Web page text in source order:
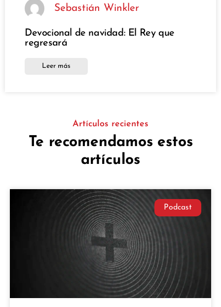
Sebastián Winkler
Devocional de navidad: El Rey que
regresará
Leer más
Artículos recientes
Te recomendamos estos
artículos
Podcast